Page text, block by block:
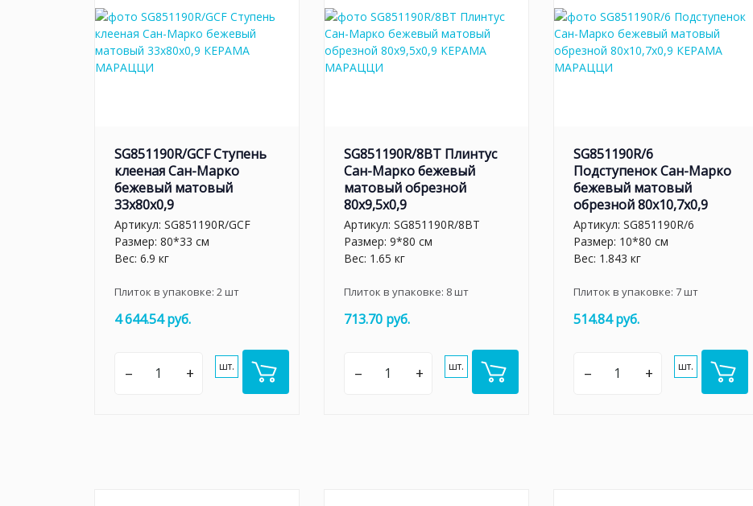
SG851190R/GCF Ступень
клееная Сан-Марко
бежевый матовый
33x80x0,9
Артикул: SG851190R/GCF
Размер: 80*33 см
Вес: 6.9 кг
Плиток в упаковке: 2шт
4 644.54 руб.
– + шт.
SG851190R/8BT Плинтус
Сан-Марко бежевый
матовый обрезной
80x9,5x0,9
Артикул: SG851190R/8BT
Размер: 9*80 см
Вес: 1.65 кг
Плиток в упаковке: 8шт
713.70 руб.
– + шт.
SG851190R/6
Подступенок Сан-Марко
бежевый матовый
обрезной 80x10,7x0,9
Артикул: SG851190R/6
Размер: 10*80 см
Вес: 1.843 кг
Плиток в упаковке: 7шт
514.84 руб.
– + шт.